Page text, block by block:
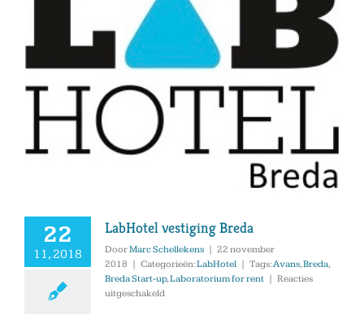
22
11, 2018
LabHotel vestiging Breda
DoorMarc Schellekens | 22 november
2018 | Categorieën:LabHotel | Tags:Avans,Breda,
Breda Start-up,Laboratorium for rent | Reacties
uitgeschakeldvoor